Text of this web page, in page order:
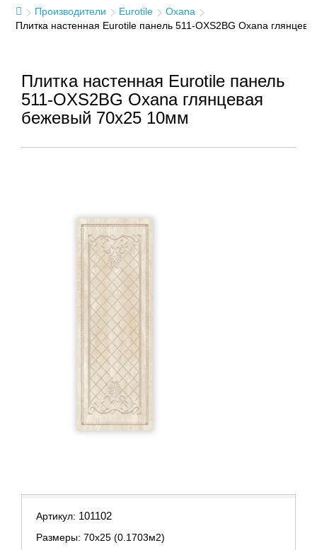
Производители Eurotile
Oxana
Плитка настенная Eurotile панель 511-OXS2BG Oxana
Плитка настенная Eurotile панель
511-OXS2BG Oxana глянцевая
бежевый 70x25 10мм
Артикул: 101102
Размеры: 70х25 (0.1703м2)